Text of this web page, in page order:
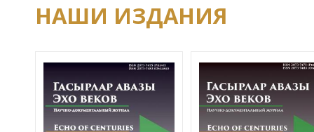
НАШИ ИЗДАНИЯ